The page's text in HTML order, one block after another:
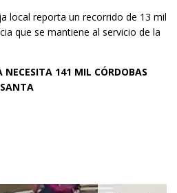
local reporta un recorrido de 13 mil
que se mantiene al servicio de la
NECESITA 141 MIL CÓRDOBAS